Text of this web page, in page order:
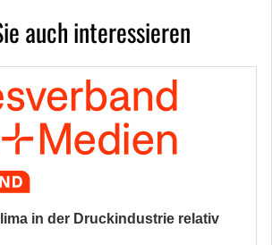
auch interessieren
in der Druckindustrie relativ